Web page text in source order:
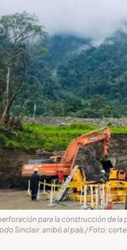
para la construcción de
Sinclair, arribó al país / Foto: